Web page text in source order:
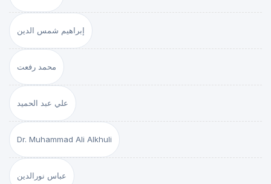
إبراهيم شمس الدين
محمد رفعت
علي عبد الحميد
Dr. Muhammad Ali Alkhuli
عباس نورالدين